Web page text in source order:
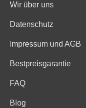
Wir über uns
Datenschutz
Impressum und AGB
Bestpreisgarantie
FAQ
Blog